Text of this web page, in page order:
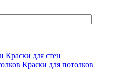
Краски для стен
Краски для потолков